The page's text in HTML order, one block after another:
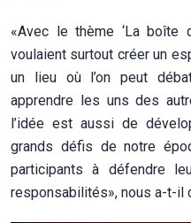
«Avec le thème ‘La boîte
voulaient surtout créer un
un lieu où l’on peut
apprendre les uns des
l’idée est aussi de
grands défis de notre
participants à défendre
responsabilités», nous a-t-il